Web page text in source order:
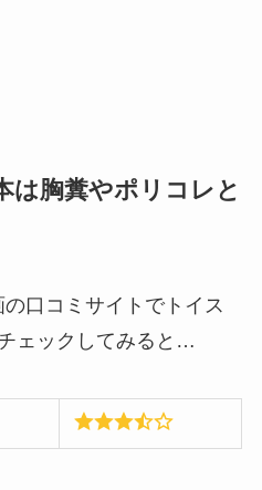
は胸糞やポリコレと
口コミサイトでトイス
ェックしてみると…